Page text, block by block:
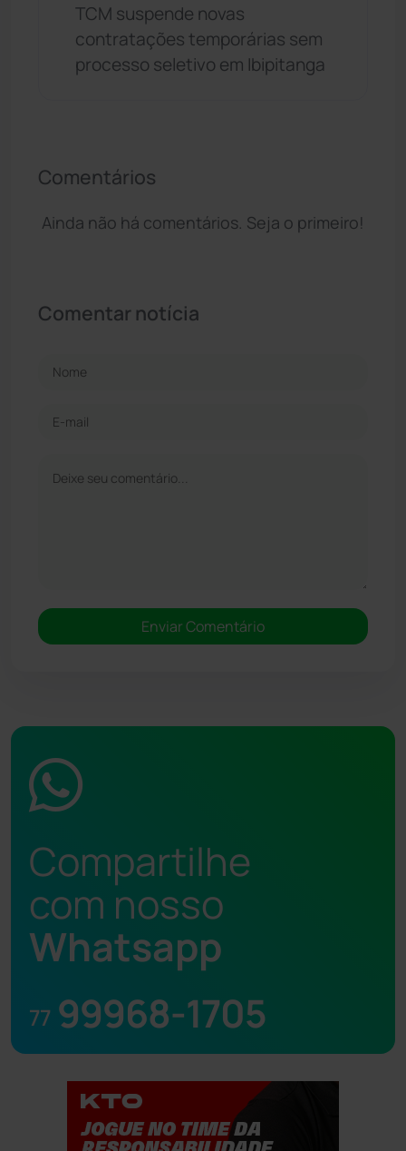
TCM suspende novas
contratações temporárias sem
processo seletivo em Ibipitanga
Comentários
Ainda não há comentários. Seja o primeiro!
Comentar notícia
Compartilhe
com nosso
Whatsapp
77 99968-1705